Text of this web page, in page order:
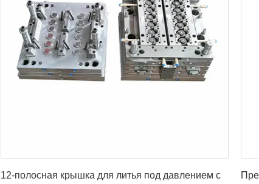
12-полосная крышка для литья под давлением с